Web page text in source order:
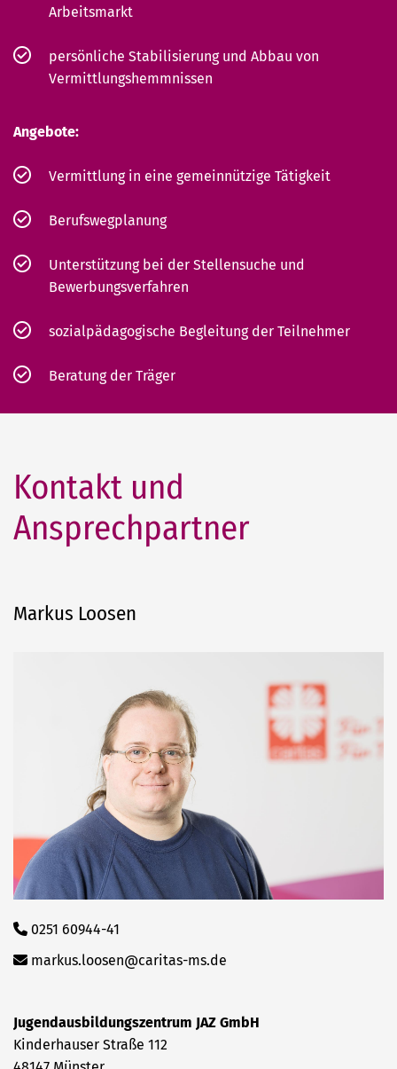
Arbeitsmarkt
persönliche Stabilisierung und Abbau von
Vermittlungshemmnissen
Angebote:
Vermittlung in eine gemeinnützige Tätigkeit
Berufswegplanung
Unterstützung bei der Stellensuche und
Bewerbungsverfahren
sozialpädagogische Begleitung der Teilnehmer
Beratung der Träger
Kontakt und
Ansprechpartner
Markus Loosen
0251 60944-41
markus.loosen@caritas-ms.de
Jugendausbildungszentrum JAZ GmbH
Kinderhauser Straße 112